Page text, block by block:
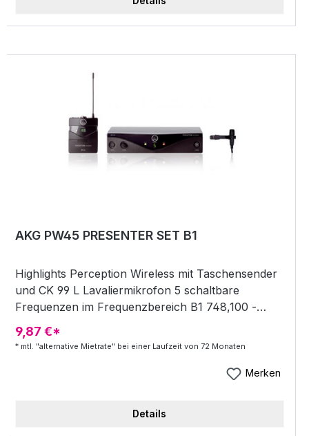
AKG PW45 PRESENTER SET B1
Highlights Perception Wireless mit Taschensender
und CK 99 L Lavaliermikrofon 5 schaltbare
Frequenzen im Frequenzbereich B1 748,100 -
751,900 MHz 9,5" Diversity-Empfänger mit
integrierten Antennen regelbare
Betrieb mit 1x AA Batterie oder Akku Low-Battery-
Netzteil, CK 99 L Lavaliermikrofon und 1x AA-
9,87 €*
* mtl. "alternative Mietrate" bei einer Laufzeit von 72 Monaten
Merken
Details